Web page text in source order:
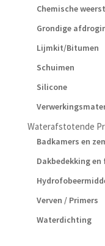
Chemische
Grondige
Lijmkit/Bitumen
Schuimen
Silicone
Waterafstotende
Badkamers en
Dakbedekking
Verven / Primers
Waterdichting